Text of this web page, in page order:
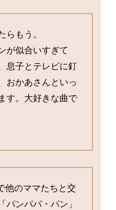
らもう。
が似合いすぎて
息子とテレビに釘
おかあさんといっ
す。大好きな曲で
他のママたちと交
パンパパ・パン」